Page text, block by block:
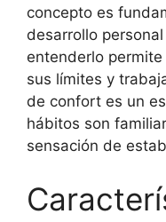
concepto es
desarrollo
entenderlo
sus límites y
de confort es un
hábitos son
sensación de